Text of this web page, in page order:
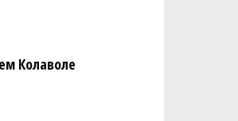
Колаволе